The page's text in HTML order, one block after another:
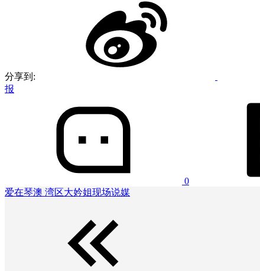
分享到:
报
0
爱在琴澳 湾区大妗姐现场说媒